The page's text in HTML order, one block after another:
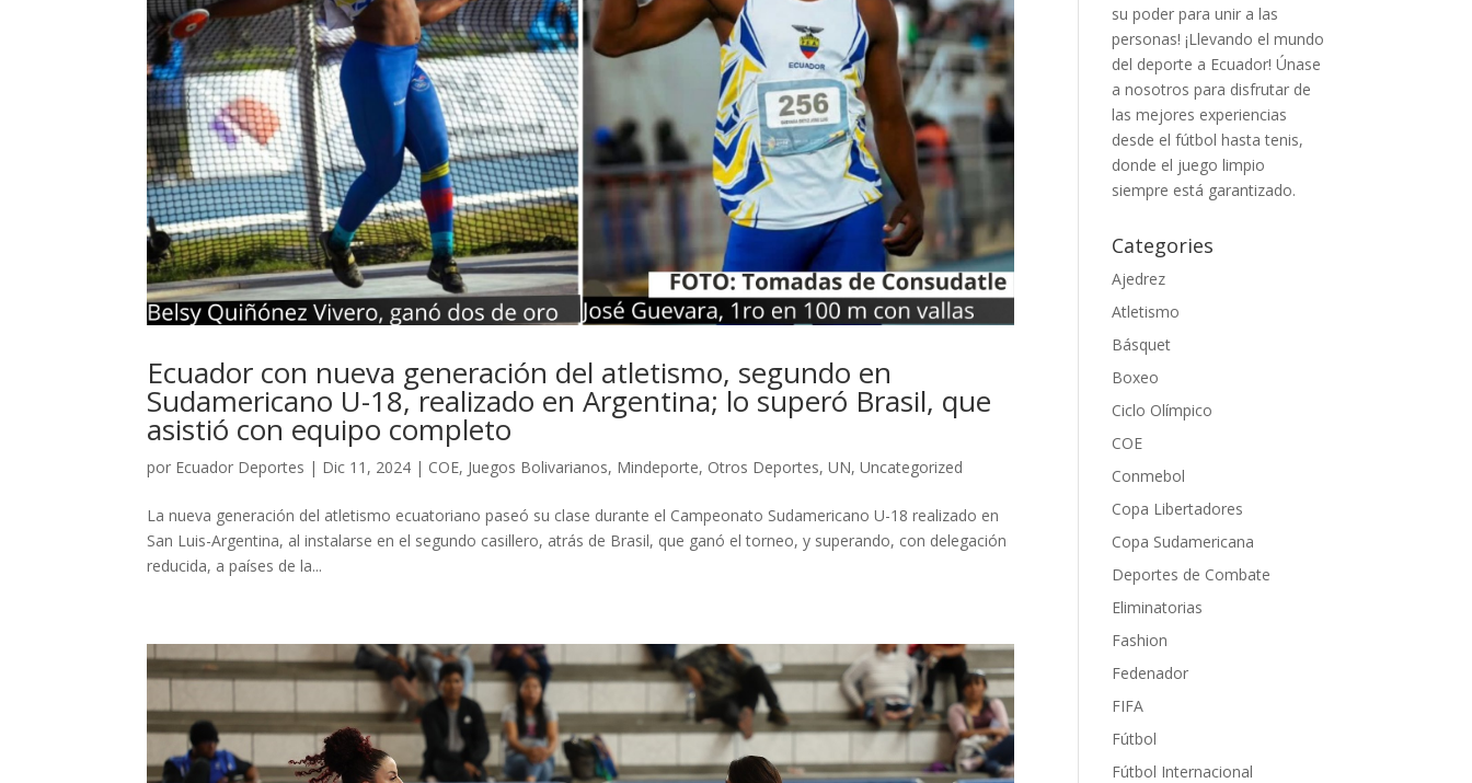
Ecuador con nueva generación del atletismo, segundo en
Sudamericano U-18, realizado en Argentina; lo superó Brasil, que
asistió con equipo completo
por Ecuador Deportes | Dic 11, 2024 | COE, Juegos Bolivarianos, Mindeporte, Otros Deportes,UN,Uncategorized
La nueva generación del atletismo ecuatoriano paseó su clase durante el Campeonato Sudamericano U-18 realizado en
San Luis-Argentina, al instalarse en el segundo casillero, atrás de Brasil, que ganó el torneo, y superando, con delegación
reducida, a países de la...
su poder para unir a las
personas! ¡Llevando el mundo
del deporte a Ecuador! Únase
a nosotros para disfrutar de
las mejores experiencias
desde el fútbol hasta tenis,
donde el juego limpio
siempre está garantizado.
Categories
Ajedrez
Atletismo
Básquet
Boxeo
Ciclo Olímpico
COE
Conmebol
Copa Libertadores
Copa Sudamericana
Deportes de Combate
Eliminatorias
Fashion
Fedenador
FIFA
Fútbol
Fútbol Internacional